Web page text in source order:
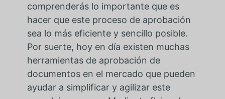
comprenderás lo importante que es
hacer que este proceso de aprobación
sea lo más eficiente y sencillo posible.
Por suerte, hoy en día existen muchas
herramientas de aprobación de
documentos en el mercado que pueden
ayudar a simplificar y agilizar este